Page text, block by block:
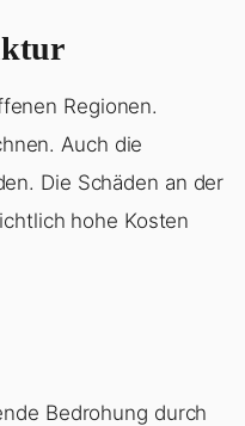
Regionen.
Auch die
Die Schäden an der
hohe Kosten
Bedrohung durch